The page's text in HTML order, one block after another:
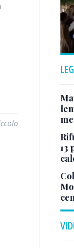
13